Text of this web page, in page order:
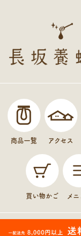
商品一覧 アクセス
買い物かご メ